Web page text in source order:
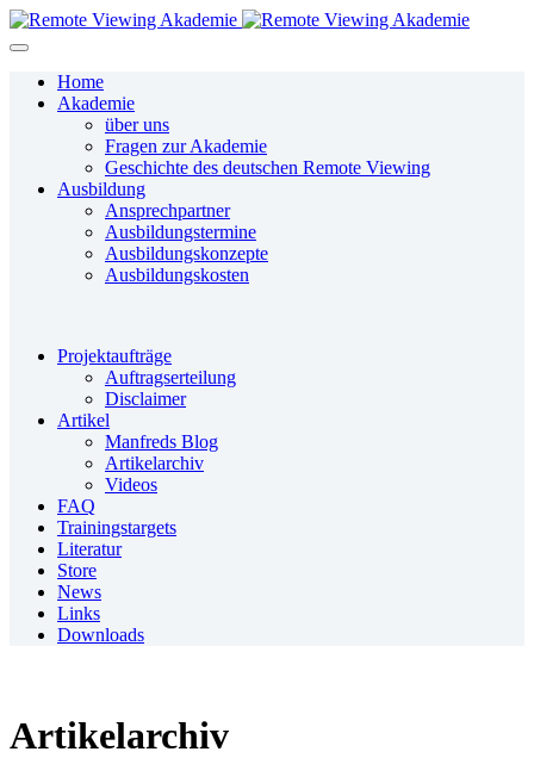
Home
Akademie
über uns
Fragen zur Akademie
Geschichte des deutschen Remote Viewing
Ausbildung
Ansprechpartner
Ausbildungstermine
Ausbildungskonzepte
Ausbildungskosten
Projektaufträge
Auftragserteilung
Disclaimer
Artikel
Manfreds Blog
Artikelarchiv
Videos
FAQ
Trainingstargets
Literatur
Store
News
Links
Downloads
Artikelarchiv